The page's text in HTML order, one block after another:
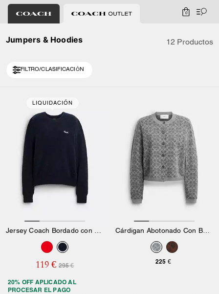
0
Jumpers & Hoodies 12 Productos
FILTRO/CLASIFICACIÓN
LIQUIDACIÓN
119 € 295 €
20% OFF APLICADO AL
PROCESAR EL PAGO
Cárdigan Abotonado Con Botones Característicos
225 €